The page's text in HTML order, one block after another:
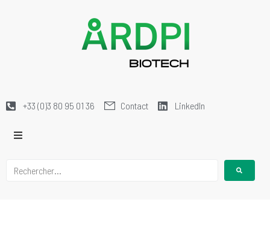
+33 (0)3 80 95 01 36 Contact LinkedIn